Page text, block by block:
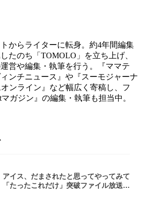
からライターに転身。約4年間編集
たのち「TOMOLO」を立ち上げ、
営や編集・執筆を行う。『ママテ
ンチニュース』や『スーモジャーナ
ンライン』など幅広く寄稿し、フ
ガジン』の編集・執筆も担当中。
アイス、だまされたと思ってやってみて
「たったこれだけ」突破ファイル放送で